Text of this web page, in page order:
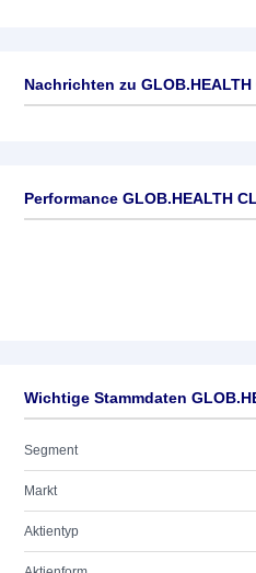
Nachrichten zu GLOB.HEALTH
Performance GLOB.HEALTH
Wichtige Stammdaten
Segment
Markt
Aktientyp